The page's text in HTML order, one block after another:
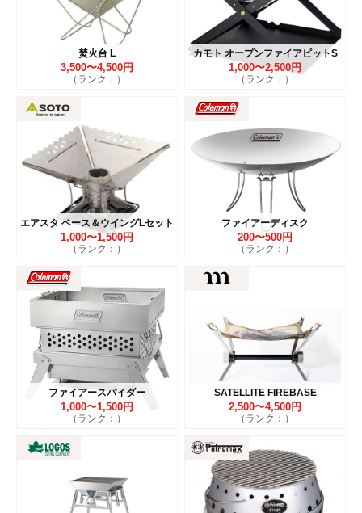
焚火台 L
3,500〜4,500円
（ランク：）
カモト オープンファイアピットS
1,000〜2,500円
（ランク：）
エアスタ ベース＆ウイングLセット
1,000〜1,500円
（ランク：）
ファイアーディスク
200〜500円
（ランク：）
ファイアースパイダー
1,000〜1,500円
（ランク：）
SATELLITE FIREBASE
2,500〜4,500円
（ランク：）